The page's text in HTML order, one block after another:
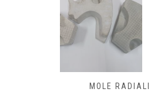
MOLE RADIALI